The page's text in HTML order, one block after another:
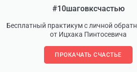
#10шаговксчастью
Бесплатный практикум с личной
от Ицхака Пинтосевича
ПРОКАЧАТЬ СЧАСТЬЕ